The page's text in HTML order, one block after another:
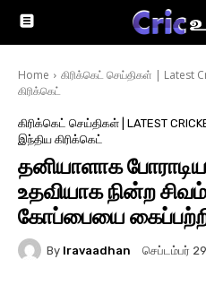
Home கிரிக்கெட் செய்திகள் | Latest
கிரிக்கெட்
கிரிக்கெட் செய்திகள் | LATEST
இந்திய கிரிக்கெட்
தனியாளாக
உதவியாக நின்ற
கோப்பையை
By Iravaadhan செப்டம்பர்